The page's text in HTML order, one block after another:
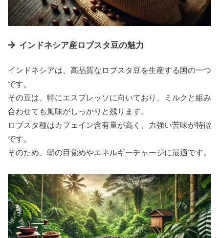
インドネシア産ロブスタ豆の魅力
インドネシアは、高品質なロブスタ豆を生産する国の一つ
です。
その豆は、特にエスプレッソに向いており、ミルクと組み
合わせても風味がしっかりと残ります。
ロブスタ種はカフェイン含有量が高く、力強い苦味が特徴
です。
そのため、朝の目覚めやエネルギーチャージに最適です。